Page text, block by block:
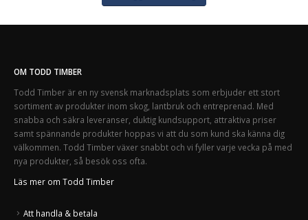
OM TODD TIMBER
Todd Timber är en ny svensk marknadsplats som erbjuder ett stort
sortiment av produkter inom skog, lantbruk och entreprenad. Med
snabba och säkra leveranser, duktig kundsupport, attraktiva priser
samt spännande produkter hoppas vi att du som kund ska känna dig
välkommen. Todd Timber växer snabbt och vi fyller varje vecka på med
nya produkter, så besök oss ofta.
Läs mer om Todd Timber
Att handla & betala